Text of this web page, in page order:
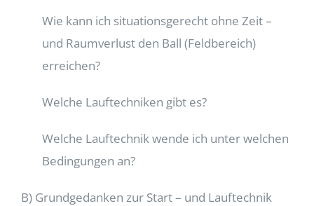
Wie kann ich situationsgerecht ohne Zeit –
und Raumverlust den Ball (Feldbereich)
erreichen?
Welche Lauftechniken gibt es?
Welche Lauftechnik wende ich unter welchen
Bedingungen an?
B) Grundgedanken zur Start – und Lauftechnik